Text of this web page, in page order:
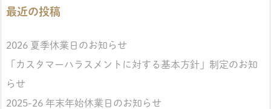
最近の投稿
2026 夏季休業日のお知らせ
「カスタマーハラスメントに対する基本方針」制定のお知
らせ
2025-26 年末年始休業日のお知らせ